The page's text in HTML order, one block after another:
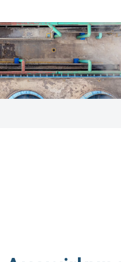
und nutzbare